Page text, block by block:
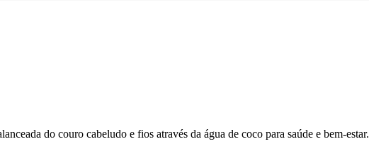
do couro cabeludo e fios através da água de coco para saúde e bem-estar.